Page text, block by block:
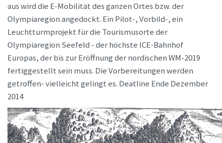
aus wird die E-Mobilität des ganzen Ortes bzw. der
Olympiaregion angedockt. Ein Pilot-, Vorbild-, ein
Leuchtturmprojekt für die Tourismusorte der
Olympiaregion Seefeld - der höchste ICE-Bahnhof
Europas, der bis zur Eröffnung der nordischen WM-2019
fertiggestellt sein muss. Die Vorbereitungen werden
getroffen- vielleicht gelingt es. Deatline Ende Dezember
2014